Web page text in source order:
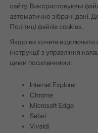
сайту. Використовуючи
автоматично зібрані дані.
Політиці файлів cookies
Якщо ви хочете
інструкції з управління
цими посиланнями:
Internet Explorer
Chrome
Microsoft Edge
Safari
Vivaldi